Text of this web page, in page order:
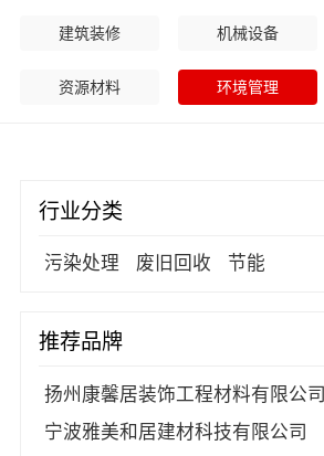
建筑装修 机械设备
资源材料 环境管理
行业分类
污染处理 废旧回收 节能
推荐品牌
扬州康馨居装饰工程材料有限公司
宁波雅美和居建材科技有限公司